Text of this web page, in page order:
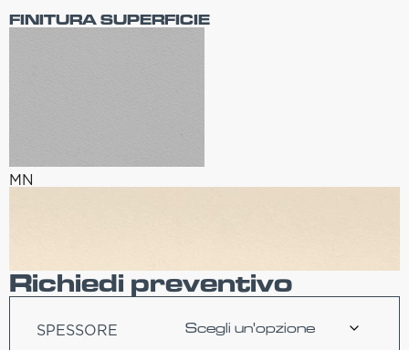
FINITURA SUPERFICIE
MN
Richiedi preventivo
SPESSORE